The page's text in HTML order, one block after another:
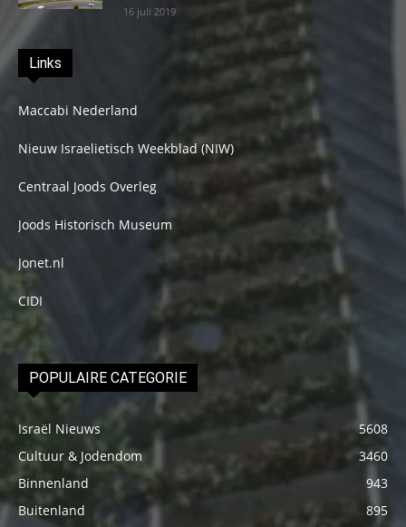
16 juli 2019
Links
Maccabi Nederland
Nieuw Israelietisch Weekblad (NIW)
Centraal Joods Overleg
Joods Historisch Museum
Jonet.nl
CIDI
POPULAIRE CATEGORIE
Israël Nieuws
5608
Cultuur & Jodendom
3460
Binnenland
943
Buitenland
895